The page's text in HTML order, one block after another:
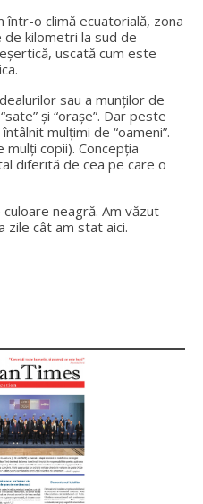
într-o climă ecuatorială, zona
kilometri la sud de
uscată cum este
sau a munților de
și “orașe”. Dar peste
mulțimi de “oameni”.
copii). Concepția
diferită de cea pe care o
neagră. Am văzut
zile cât am stat aici.